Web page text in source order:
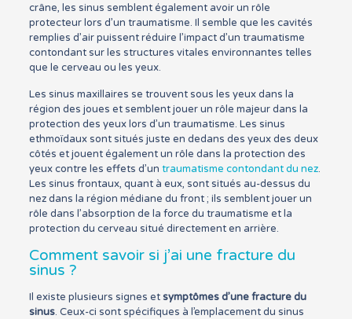
crâne, les sinus semblent également avoir un rôle
protecteur lors d’un traumatisme. Il semble que les cavités
remplies d’air puissent réduire l’impact d’un traumatisme
contondant sur les structures vitales environnantes telles
que le cerveau ou les yeux.
Les sinus maxillaires se trouvent sous les yeux dans la
région des joues et semblent jouer un rôle majeur dans la
protection des yeux lors d’un traumatisme. Les sinus
ethmoïdaux sont situés juste en dedans des yeux des deux
côtés et jouent également un rôle dans la protection des
yeux contre les effets d’un traumatisme contondant du nez.
Les sinus frontaux, quant à eux, sont situés au-dessus du
nez dans la région médiane du front ; ils semblent jouer un
rôle dans l’absorption de la force du traumatisme et la
protection du cerveau situé directement en arrière.
Comment savoir si j’ai une fracture du
sinus ?
Il existe plusieurs signes et symptômes d’une fracture du
sinus. Ceux-ci sont spécifiques à l’emplacement du sinus